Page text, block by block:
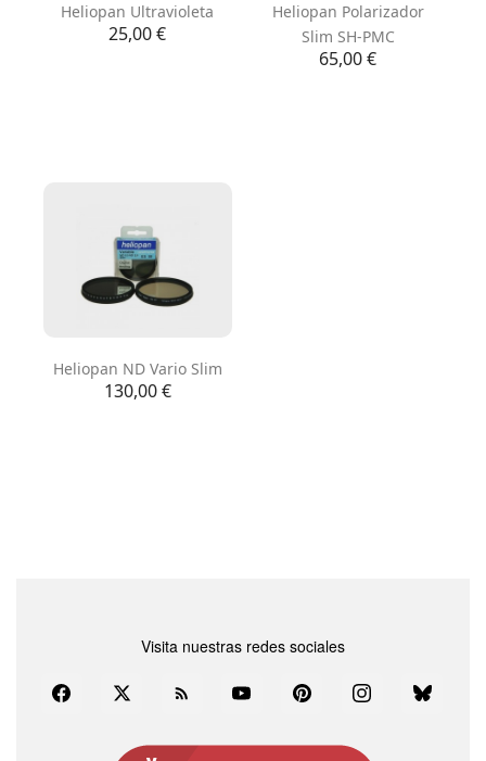
Heliopan Ultravioleta
Precio
25,00 €
Heliopan Polarizador
Slim SH-PMC
Precio
65,00 €
Heliopan ND Vario Slim
Precio
130,00 €
Visita nuestras redes sociales
FacebookTwitter Rss YouTubePinterestInstagramBluesky